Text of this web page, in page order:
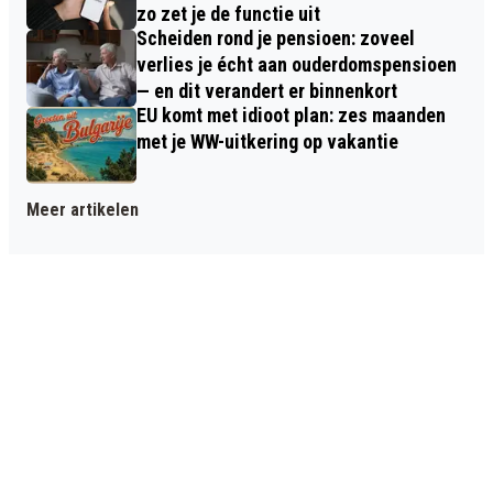
zo zet je de functie uit
Scheiden rond je pensioen: zoveel
verlies je écht aan ouderdomspensioen
— en dit verandert er binnenkort
EU komt met idioot plan: zes maanden
met je WW-uitkering op vakantie
Meer artikelen